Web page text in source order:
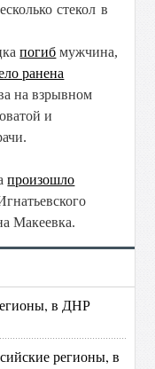
стекол в
погиб мужчина,
ранена
на взрывном
и
произошло
Макеевка.
в ДНР
регионы, в